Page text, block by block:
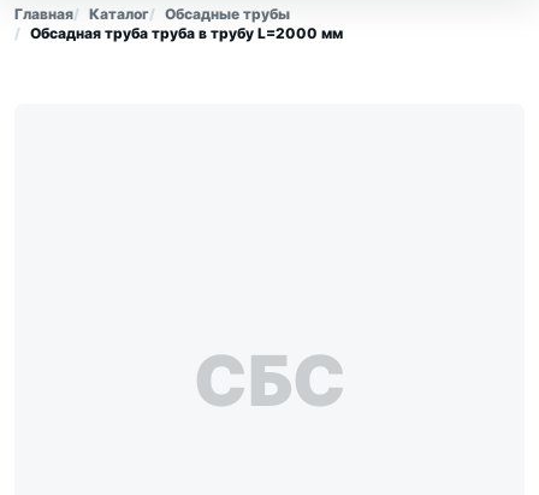
Главная Каталог
Обсадные трубы
Обсадная труба труба в трубу L=2000 мм
СБС